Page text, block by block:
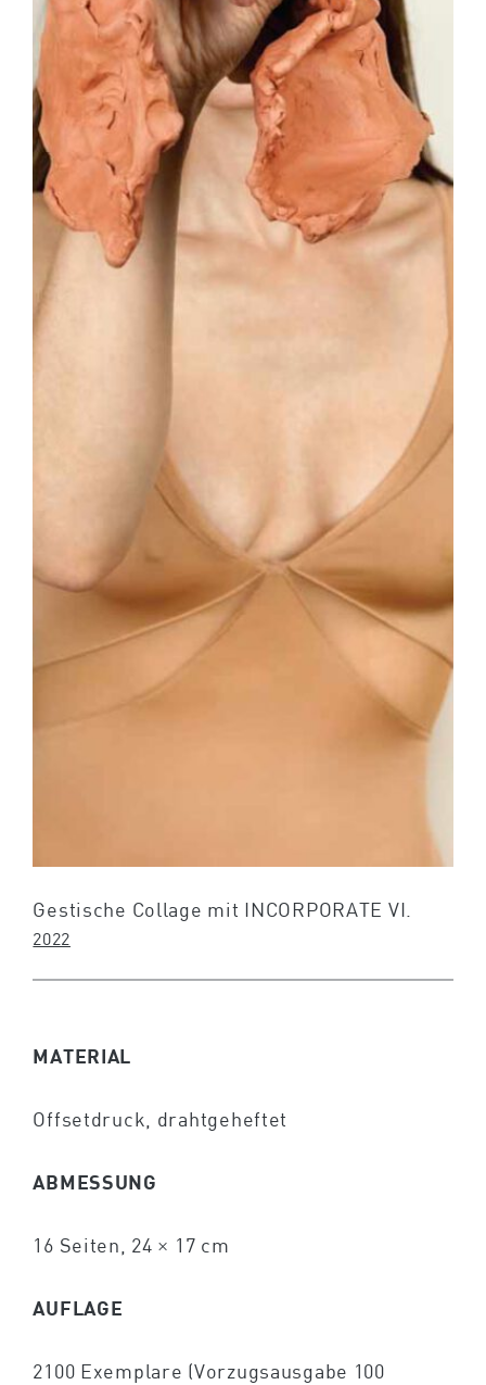
Gestische Collage mit INCORPORATE VI.
2022
MATERIAL
Offsetdruck, drahtgeheftet
ABMESSUNG
16 Seiten, 24 × 17 cm
AUFLAGE
2100 Exemplare (Vorzugsausgabe 100